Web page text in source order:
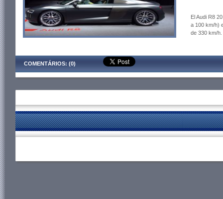
El Audi R8
a 100 km/h)
de 330 km/h.
COMENTÁRIOS: (0)